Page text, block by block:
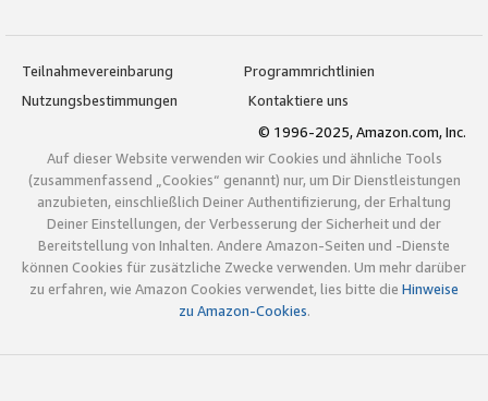
Teilnahmevereinbarung
Programmrichtlinien
Nutzungsbestimmungen
Kontaktiere uns
© 1996-2025, Amazon.com, Inc.
Auf dieser Website verwenden wir Cookies und ähnliche Tools
(zusammenfassend „Cookies“ genannt) nur, um Dir Dienstleistungen
anzubieten, einschließlich Deiner Authentifizierung, der Erhaltung
Deiner Einstellungen, der Verbesserung der Sicherheit und der
Bereitstellung von Inhalten. Andere Amazon-Seiten und -Dienste
können Cookies für zusätzliche Zwecke verwenden. Um mehr darüber
zu erfahren, wie Amazon Cookies verwendet, lies bitte die Hinweise
zu Amazon-Cookies.